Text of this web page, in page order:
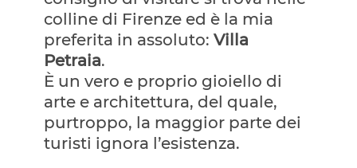
colline di Firenze ed è la mia
preferita in assoluto: Villa
Petraia.
È un vero e proprio gioiello di
arte e architettura, del quale,
purtroppo, la maggior parte dei
turisti ignora l’esistenza.